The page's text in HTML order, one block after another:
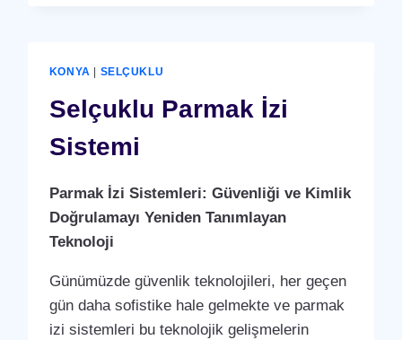
KONYA | SELÇUKLU
Selçuklu Parmak İzi
Sistemi
Parmak İzi Sistemleri: Güvenliği ve Kimlik
Doğrulamayı Yeniden Tanımlayan
Teknoloji
Günümüzde güvenlik teknolojileri, her geçen
gün daha sofistike hale gelmekte ve parmak
izi sistemleri bu teknolojik gelişmelerin